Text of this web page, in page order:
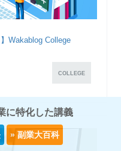
Wakablog College
COLLEGE
に特化した講義